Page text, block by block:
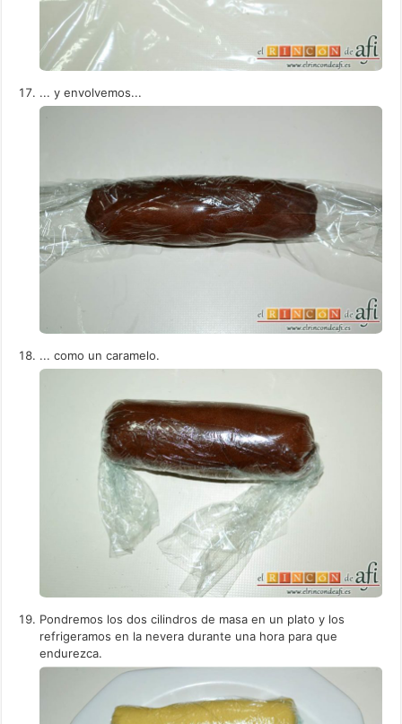
... y envolvemos...
... como un caramelo.
Pondremos los dos cilindros de masa en un plato y los
refrigeramos en la nevera durante una hora para que
endurezca.